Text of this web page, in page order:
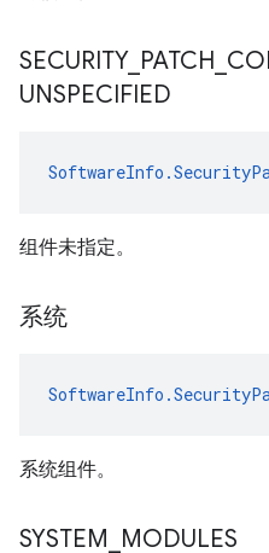
SECURITY_ PATCH
UNSPECIFIED
组件未指定。
系统
系统组件。
SYSTEM MODULES